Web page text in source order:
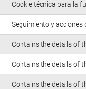
Cookie técnica para la
Seguimiento y acciones
Contains the details of
Contains the details of
Contains the details of